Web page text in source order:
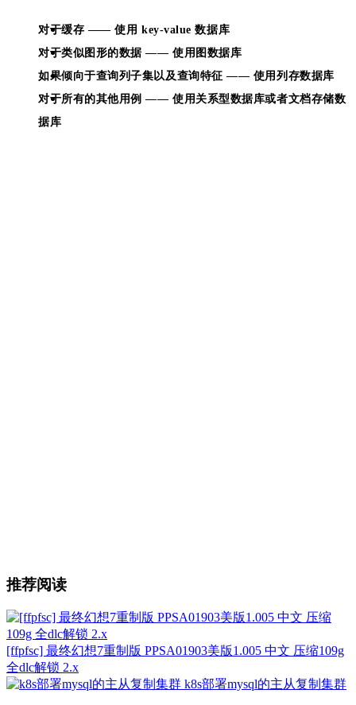
对于缓存 —— 使用 key-value 数据库
对于类似图形的数据 —— 使用图数据库
如果倾向于查询列子集以及查询特征 —— 使用列存数据库
对于所有的其他用例 —— 使用关系型数据库或者文档存储数
据库
推荐阅读
[ffpfsc] 最终幻想7重制版 PPSA01903美版1.005 中文 压缩109g
全dlc解锁 2.x
k8s部署mysql的主从复制集群